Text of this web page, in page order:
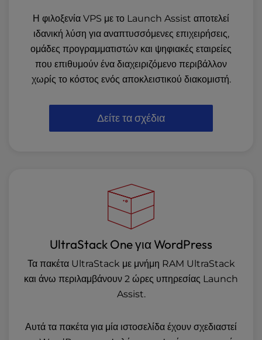
Η φιλοξενία VPS με το Launch Assist αποτελεί
ιδανική λύση για αναπτυσσόμενες επιχειρήσεις,
ομάδες προγραμματιστών και ψηφιακές εταιρείες
που επιθυμούν ένα διαχειριζόμενο περιβάλλον
χωρίς το κόστος ενός αποκλειστικού διακομιστή.
Δείτε τα σχέδια
UltraStack One για WordPress
Τα πακέτα UltraStack με μνήμη RAM UltraStack
και άνω περιλαμβάνουν 2 ώρες υπηρεσίας Launch
Assist.
Αυτά τα πακέτα για μία ιστοσελίδα έχουν σχεδιαστεί